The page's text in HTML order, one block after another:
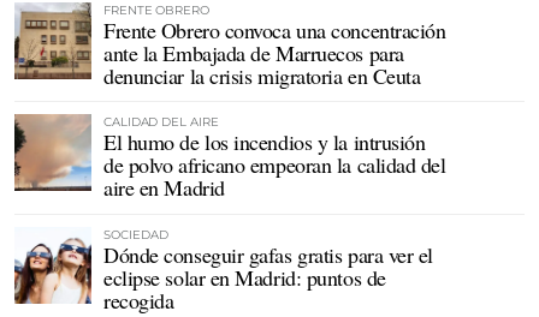
FRENTE OBRERO
Frente Obrero convoca una concentración
ante la Embajada de Marruecos para
denunciar la crisis migratoria en Ceuta
CALIDAD DEL AIRE
El humo de los incendios y la intrusión
de polvo africano empeoran la calidad del
aire en Madrid
SOCIEDAD
Dónde conseguir gafas gratis para ver el
eclipse solar en Madrid: puntos de
recogida